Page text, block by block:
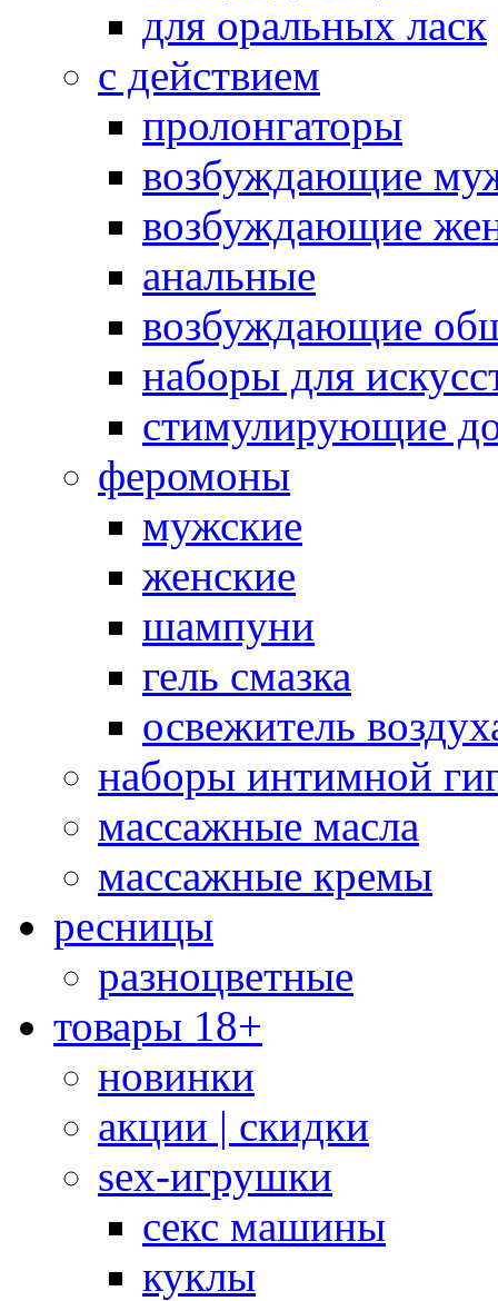
для оральных ласк
с действием
пролонгаторы
возбуждающие
возбуждающие
анальные
возбуждающие
наборы для
стимулирующие
феромоны
мужские
женские
шампуни
гель смазка
освежитель
наборы интимной
массажные масла
массажные кремы
ресницы
разноцветные
товары 18+
новинки
акции | скидки
sex-игрушки
секс машины
куклы